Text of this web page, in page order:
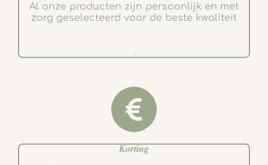
Al onze producten zijn persoonlijk en met
zorg geselecteerd voor de beste kwaliteit
.
𝑲𝒐𝒓𝒕𝒊𝒏𝒈